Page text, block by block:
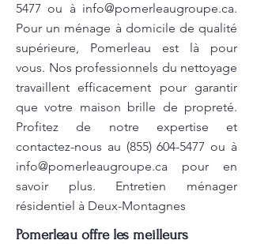
5477 ou à info@pomerleaugroupe.ca.
Pour un ménage à domicile de qualité
supérieure, Pomerleau est là pour
vous. Nos professionnels du nettoyage
travaillent efficacement pour garantir
que votre maison brille de propreté.
Profitez de notre expertise et
contactez-nous au (855) 604-5477 ou à
info@pomerleaugroupe.ca pour en
savoir plus. Entretien ménager
résidentiel à Deux-Montagnes
Pomerleau offre les meilleurs